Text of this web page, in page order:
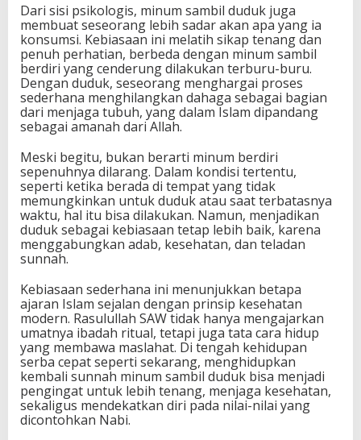
Dari sisi psikologis, minum sambil duduk juga
membuat seseorang lebih sadar akan apa yang ia
konsumsi. Kebiasaan ini melatih sikap tenang dan
penuh perhatian, berbeda dengan minum sambil
berdiri yang cenderung dilakukan terburu-buru.
Dengan duduk, seseorang menghargai proses
sederhana menghilangkan dahaga sebagai bagian
dari menjaga tubuh, yang dalam Islam dipandang
sebagai amanah dari Allah.
Meski begitu, bukan berarti minum berdiri
sepenuhnya dilarang. Dalam kondisi tertentu,
seperti ketika berada di tempat yang tidak
memungkinkan untuk duduk atau saat terbatasnya
waktu, hal itu bisa dilakukan. Namun, menjadikan
duduk sebagai kebiasaan tetap lebih baik, karena
menggabungkan adab, kesehatan, dan teladan
sunnah.
Kebiasaan sederhana ini menunjukkan betapa
ajaran Islam sejalan dengan prinsip kesehatan
modern. Rasulullah SAW tidak hanya mengajarkan
umatnya ibadah ritual, tetapi juga tata cara hidup
yang membawa maslahat. Di tengah kehidupan
serba cepat seperti sekarang, menghidupkan
kembali sunnah minum sambil duduk bisa menjadi
pengingat untuk lebih tenang, menjaga kesehatan,
sekaligus mendekatkan diri pada nilai-nilai yang
dicontohkan Nabi.